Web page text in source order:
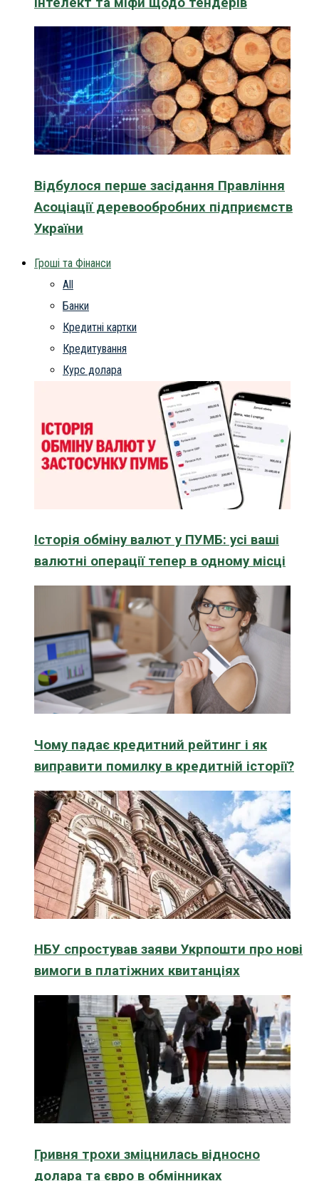
Відбулося перше засідання Правління
Асоціації деревообробних підприємств
України
Гроші та Фінанси
All
Банки
Кредитні картки
Кредитування
Курс долара
Історія обміну валют у ПУМБ: усі ваші
валютні операції тепер в одному місці
Чому падає кредитний рейтинг і як
виправити помилку в кредитній історії?
НБУ спростував заяви Укрпошти про нові
вимоги в платіжних квитанціях
Гривня трохи зміцнилась відносно
долара та євро в обмінниках